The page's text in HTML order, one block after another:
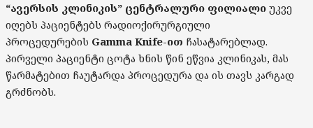
“ავერსის კლინიკის” ცენტრალური ფილიალი უკვე
იღებს პაციენტებს რადიოქირურგიული
პროცედურების Gamma Knife-ით ჩასატარებლად.
პირველი პაციენტი ცოტა ხნის წინ ეწვია კლინიკას, მას
წარმატებით ჩაუტარდა პროცედურა და ის თავს კარგად
გრძნობს.